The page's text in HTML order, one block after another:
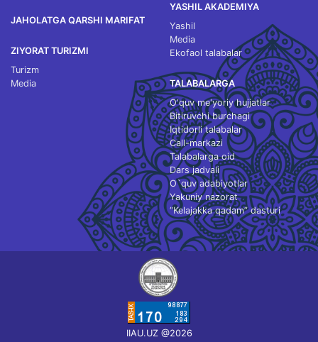
JAHOLATGA QARSHI MARIFAT
ZIYORAT TURIZMI
Turizm
Media
YASHIL AKADEMIYA
Yashil
Media
Ekofaol talabalar
TALABALARGA
O‘quv me'yoriy hujjatlar
Bitiruvchi burchagi
Iqtidorli talabalar
Call-markazi
Talabalarga oid
Dars jadvali
O`quv adabiyotlar
Yakuniy nazorat
“Kelajakka qadam” dasturi
IIAU.UZ @2026